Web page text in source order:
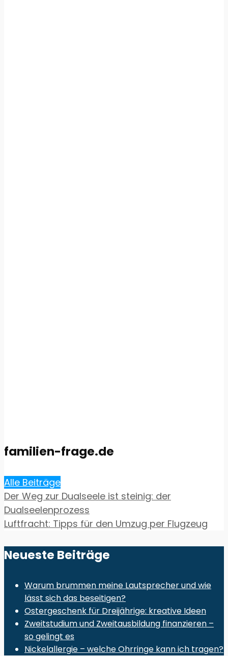
familien-frage.de
Alle Beiträge
Der Weg zur Dualseele ist steinig: der
Dualseelenprozess
Luftfracht: Tipps für den Umzug per Flugzeug
Neueste Beiträge
Warum brummen meine Lautsprecher und wie
lässt sich das beseitigen?
Ostergeschenk für Dreijährige: kreative Ideen
Zweitstudium und Zweitausbildung finanzieren –
so gelingt es
Nickelallergie – welche Ohrringe kann ich tragen?